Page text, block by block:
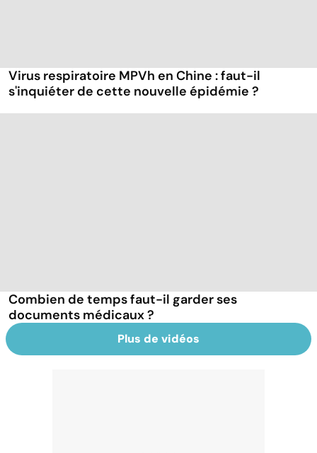
Virus respiratoire MPVh en Chine : faut-il
s'inquiéter de cette nouvelle épidémie ?
Combien de temps faut-il garder ses
documents médicaux ?
Plus de vidéos